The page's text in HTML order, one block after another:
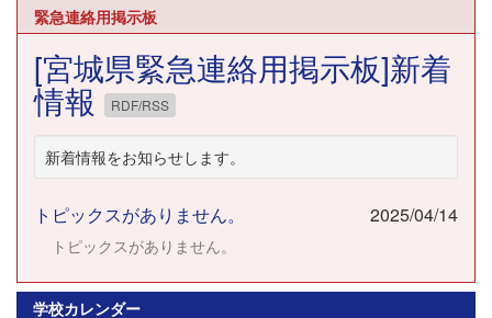
22:00
23:00
緊急連絡用掲示板
[宮城県緊急連絡用掲示板]新着
情報 RDF/RSS
新着情報をお知らせします。
トピックスがありません。 2025/04/14
トピックスがありません。
学校カレンダー